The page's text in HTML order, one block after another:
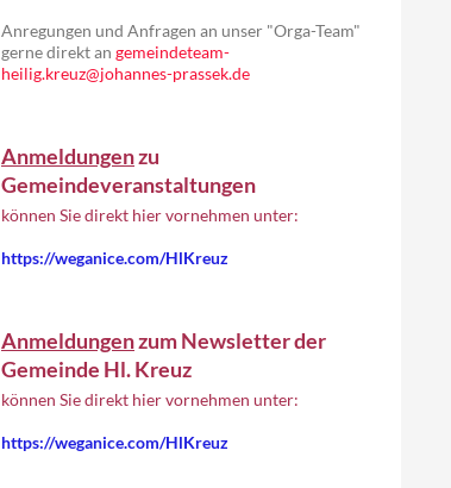
Anregungen und Anfragen an unser "Orga-Team"
gerne direkt an gemeindeteam-
heilig.kreuz@johannes-prassek.de
Anmeldungenzu
Gemeindeveranstaltungen
können Sie direkt hier vornehmen unter:
https://weganice.com/HlKreuz
Anmeldungenzum Newsletter der
Gemeinde Hl. Kreuz
können Sie direkt hier vornehmen unter:
https://weganice.com/HlKreuz